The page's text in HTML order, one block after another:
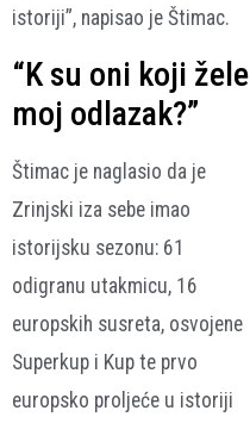
istoriji”, napisao je Štimac.
“K su oni koji žele
moj odlazak?”
Štimac je naglasio da je
Zrinjski iza sebe imao
istorijsku sezonu: 61
odigranu utakmicu, 16
europskih susreta, osvojene
Superkup i Kup te prvo
europsko proljeće u istoriji